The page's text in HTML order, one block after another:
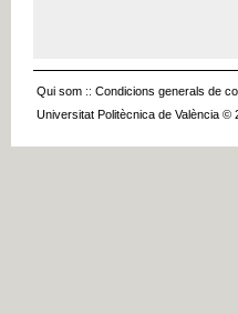
Qui som :: Condicions generals de
Universitat Politècnica de València ©